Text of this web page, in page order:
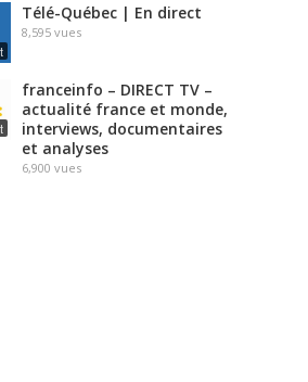
Télé-Québec | En direct
8,595 vues
franceinfo – DIRECT TV –
actualité france et monde,
interviews, documentaires
et analyses
6,900 vues